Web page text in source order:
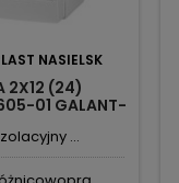
NASIELSK
2X12 (24)
01 GALANT-
...